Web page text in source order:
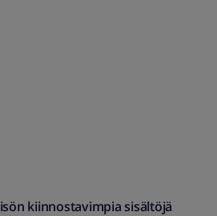
kiinnostavimpia sisältöjä